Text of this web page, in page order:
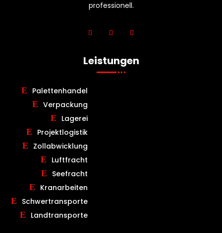
professionell.
Leistungen
Palettenhandel
Verpackung
Lagerei
Projektlogistik
Zollabwicklung
Luftfracht
Seefracht
Kranarbeiten
Schwertransporte
Landtransporte